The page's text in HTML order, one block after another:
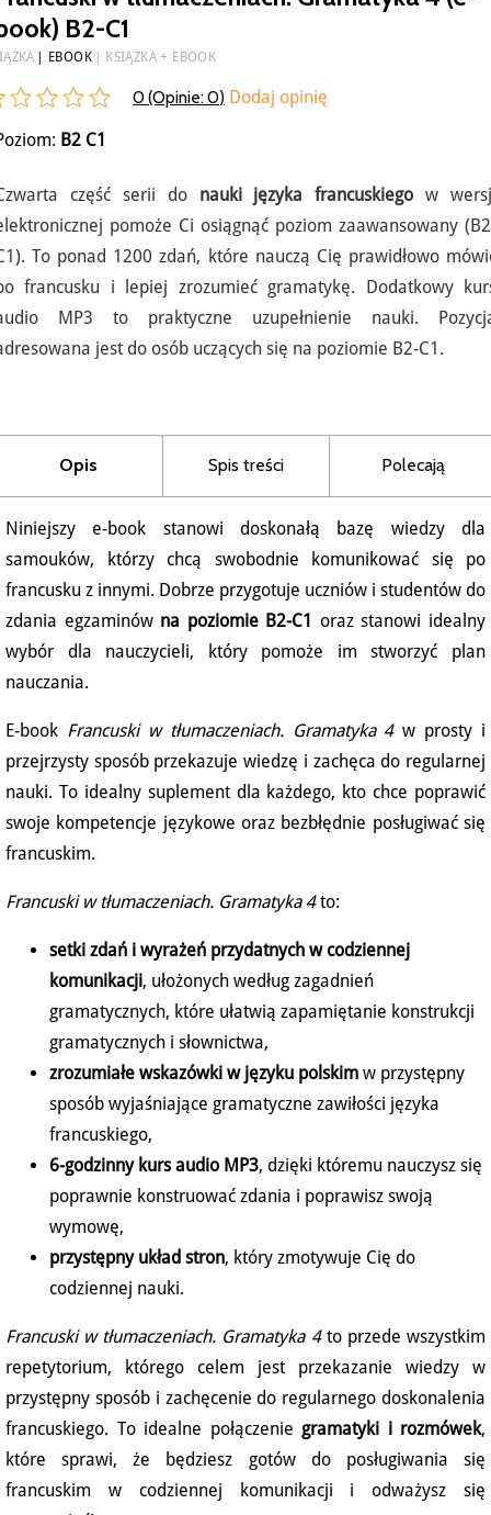
B2-C1
EBOOK KSIĄŻKA + EBOOK
0 (Opinie:0) Dodaj opinię
B2 C1
część serii do nauki języka francuskiego w
pomoże Ci osiągnąć poziom zaawansowany
To ponad 1200 zdań, które nauczą Cię prawidłowo
francusku i lepiej zrozumieć gramatykę. Dodatkowy
MP3 to praktyczne uzupełnienie nauki.
jest do osób uczących się na poziomie B2-C1.
Opis Spis treści Polecają
Niniejszy e-book stanowi doskonałą bazę wiedzy dla
samouków, którzy chcą swobodnie komunikować się po
francusku z innymi. Dobrze przygotuje uczniów i studentów do
zdania egzaminów na poziomie B2-C1 oraz stanowi idealny
wybór dla nauczycieli, który pomoże im stworzyć plan
nauczania.
E-book Francuski w tłumaczeniach. Gramatyka 4w prosty i
przejrzysty sposób przekazuje wiedzę i zachęca do regularnej
nauki. To idealny suplement dla każdego, kto chce poprawić
swoje kompetencje językowe oraz bezbłędnie posługiwać się
francuskim.
Francuski w tłumaczeniach. Gramatyka 4to:
setki zdań i wyrażeń przydatnych w codziennej
komunikacji, ułożonych według zagadnień
gramatycznych, które ułatwią zapamiętanie konstrukcji
gramatycznych i słownictwa,
zrozumiałe wskazówki w języku polskim w przystępny
sposób wyjaśniające gramatyczne zawiłości języka
francuskiego,
6-godzinny kurs audio MP3, dzięki któremu nauczysz się
poprawnie konstruować zdania i poprawisz swoją
wymowę,
przystępny układ stron, który zmotywuje Cię do
codziennej nauki.
Francuski w tłumaczeniach. Gramatyka 4to przede wszystkim
repetytorium, którego celem jest przekazanie wiedzy w
przystępny sposób i zachęcenie do regularnego doskonalenia
francuskiego. To idealne połączenie gramatyki i rozmówek,
które sprawi, że będziesz gotów do posługiwania się
francuskim w codziennej komunikacji i odważysz się